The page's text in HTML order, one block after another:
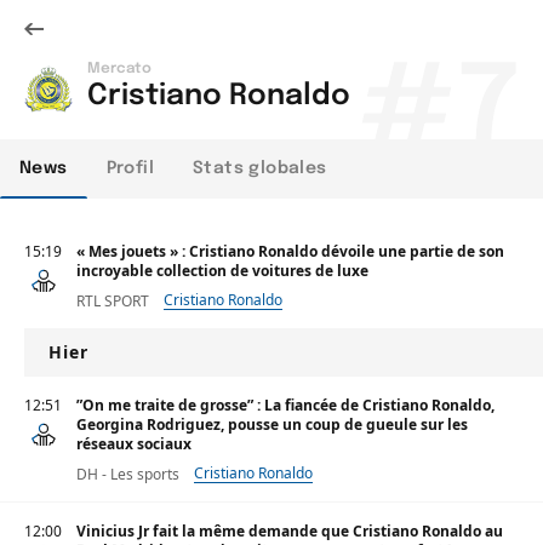
Mercato
Cristiano Ronaldo
News Profil Stats globales
15:19
« Mes jouets » : Cristiano Ronaldo dévoile une partie de son
incroyable collection de voitures de luxe
RTL SPORT
Cristiano Ronaldo
Hier
12:51
”On me traite de grosse” : La fiancée de Cristiano Ronaldo,
Georgina Rodriguez, pousse un coup de gueule sur les
réseaux sociaux
DH - Les sports
Cristiano Ronaldo
12:00
Vinicius Jr fait la même demande que Cristiano Ronaldo au